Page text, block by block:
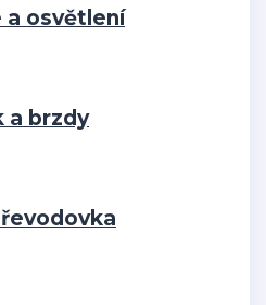
a osvětlení
a brzdy